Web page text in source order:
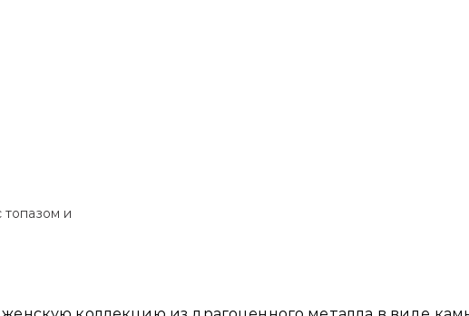
топазом и